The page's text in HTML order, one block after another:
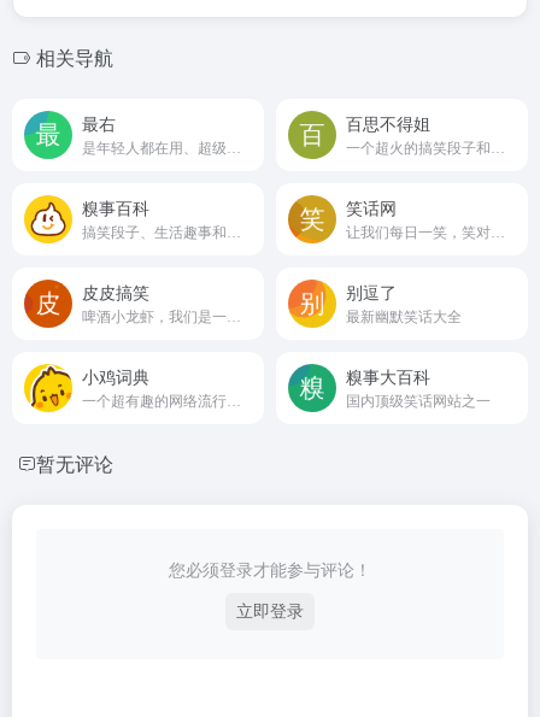
相关导航
最右 百思不得姐
糗事百科 笑话网
皮皮搞笑 别逗了
最新幽默笑话大全
小鸡词典 糗事大百科
国内顶级笑话网站之一
暂无评论
您必须登录才能参与评论！
立即登录